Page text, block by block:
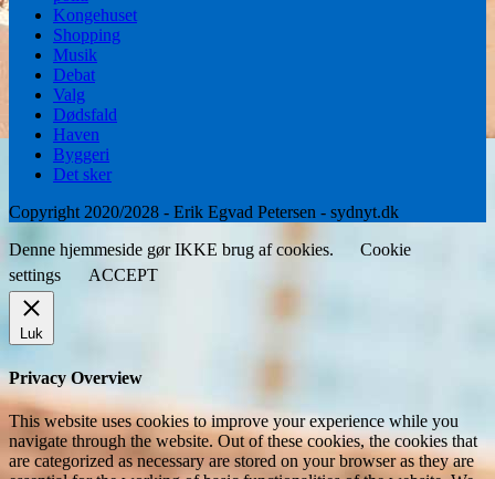
Kongehuset
Shopping
Musik
Debat
Valg
Dødsfald
Haven
Byggeri
Det sker
Copyright 2020/2028 - Erik Egvad Petersen - sydnyt.dk
Denne hjemmeside gør IKKE brug af cookies.
Cookie
settings
ACCEPT
Luk
Privacy Overview
This website uses cookies to improve your experience while you
navigate through the website. Out of these cookies, the cookies that
are categorized as necessary are stored on your browser as they are